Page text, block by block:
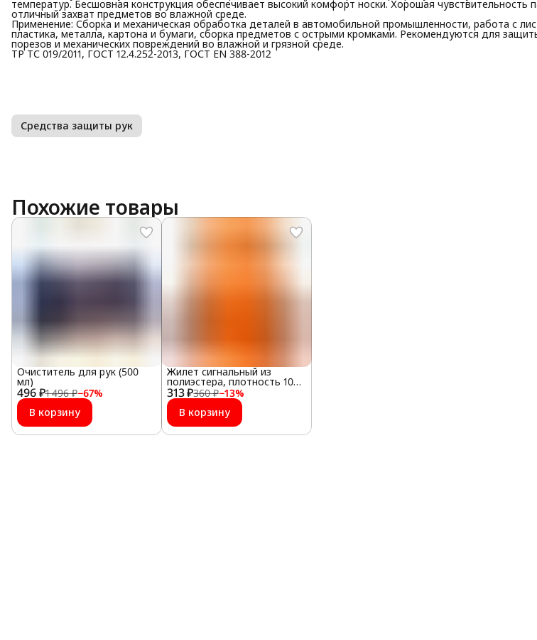
температур. Бесшовная конструкция обеспечивает высокий комфорт носки. Хорошая чувствительность
отличный захват предметов во влажной среде.
Применение: Сборка и механическая обработка деталей в автомобильной промышленности, работа с
пластика, металла, картона и бумаги, сборка предметов с острыми кромками. Рекомендуются для
порезов и механических повреждений во влажной и грязной среде.
ТР ТС 019/2011, ГОСТ 12.4.252-2013, ГОСТ EN 388-2012
Средства защиты рук
Похожие товары
496 ₽1 496 ₽−67%
Очиститель для рук (500
мл)
В корзину
313 ₽360 ₽−13%
Жилет сигнальный из
полиэстера, плотность 100
г/м2, оранжевый
В корзину